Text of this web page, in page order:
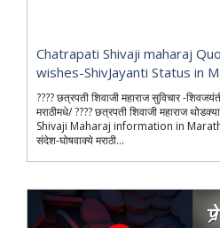
Chatrapati Shivaji maharaj
wishes-ShivJayanti Status in
???? छत्रपती शिवाजी महाराज सुविचार -
मराठीमधे/ ???? छत्रपती शिवाजी महाराज
Shivaji Maharaj information in
संदेश-घोषवाक्ये मराठी...